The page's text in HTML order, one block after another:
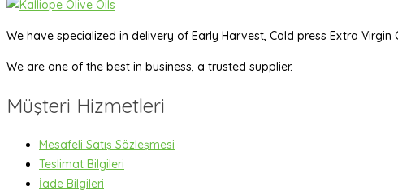
We have specialized in delivery of Early Harvest, Cold press Extra
We are one of the best in business, a trusted supplier.
Müşteri Hizmetleri
Mesafeli Satış Sözleşmesi
Teslimat Bilgileri
İade Bilgileri